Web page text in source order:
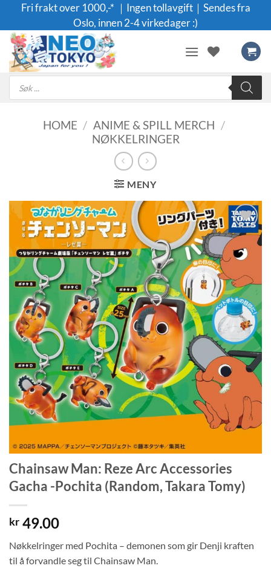
content
Fri frakt over 1000,-* ｜Ingen tollavgift｜Sendes fra
Oslo, innen 2-4 virkedager :)
Products
search
HOME / ANIME & SPILL MERCH /
NØKKELRINGER
MENY
Legg til i
ønskeliste
Chainsaw Man: Reze Arc Accessories
Gacha -Pochita (Random, Takara Tomy)
kr 49.00
Nøkkelringer med Pochita – demonen som gir Denji kraften
til å forvandle seg til Chainsaw Man.